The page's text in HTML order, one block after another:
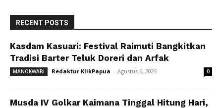
RECENT POSTS
Kasdam Kasuari: Festival Raimuti Bangkitkan
Tradisi Barter Teluk Doreri dan Arfak
MANOKWARI Redaktur KlikPapua - Agustus 6, 2026 0
Musda IV Golkar Kaimana Tinggal Hitung Hari,